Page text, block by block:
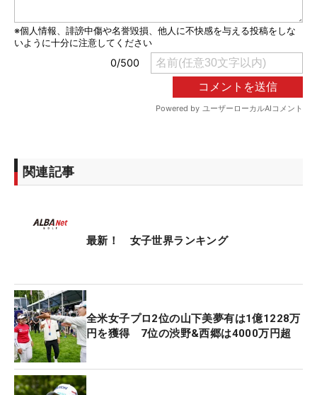
関連記事
最新！ 女子世界ランキング
全米女子プロ2位の山下美夢有は1億1228万
円を獲得 7位の渋野&西郷は4000万円超